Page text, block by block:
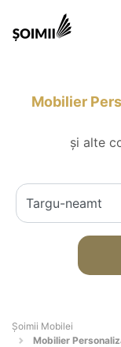
Mobilier
și alte
Șoimii Mobilei
Mobilier